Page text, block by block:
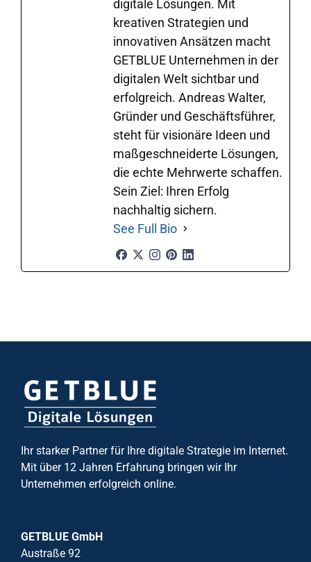
digitale Lösungen. Mit
kreativen Strategien und
innovativen Ansätzen macht
GETBLUE Unternehmen in der
digitalen Welt sichtbar und
erfolgreich. Andreas Walter,
Gründer und Geschäftsführer,
steht für visionäre Ideen und
maßgeschneiderte Lösungen,
die echte Mehrwerte schaffen.
Sein Ziel: Ihren Erfolg
nachhaltig sichern.
See Full Bio
Ihr starker Partner für Ihre digitale Strategie im Internet.
Mit über 12 Jahren Erfahrung bringen wir Ihr
Unternehmen erfolgreich online.
GETBLUE GmbH
Austraße 92